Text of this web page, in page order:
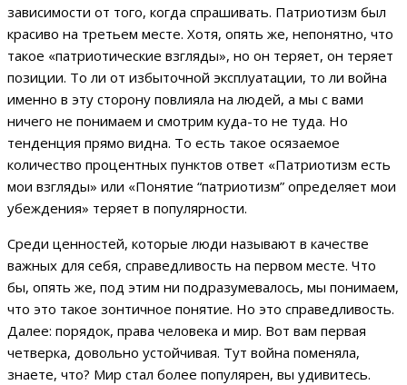
зависимости от того, когда спрашивать. Патриотизм был
красиво на третьем месте. Хотя, опять же, непонятно, что
такое «патриотические взгляды», но он теряет, он теряет
позиции. То ли от избыточной эксплуатации, то ли война
именно в эту сторону повлияла на людей, а мы с вами
ничего не понимаем и смотрим куда-то не туда. Но
тенденция прямо видна. То есть такое осязаемое
количество процентных пунктов ответ «Патриотизм есть
мои взгляды» или «Понятие “патриотизм” определяет мои
убеждения» теряет в популярности.
Среди ценностей, которые люди называют в качестве
важных для себя, справедливость на первом месте. Что
бы, опять же, под этим ни подразумевалось, мы понимаем,
что это такое зонтичное понятие. Но это справедливость.
Далее: порядок, права человека и мир. Вот вам первая
четверка, довольно устойчивая. Тут война поменяла,
знаете, что? Мир стал более популярен, вы удивитесь.